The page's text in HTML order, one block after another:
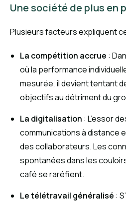
Une société de plus en
Plusieurs facteurs expliquent
La compétition accrue :
où la performance
mesurée, il devient tentant
objectifs au détriment du
La digitalisation : L’essor
communications à distance
des collaborateurs. Les
spontanées dans les
café se raréfient.
Le télétravail généralisé :